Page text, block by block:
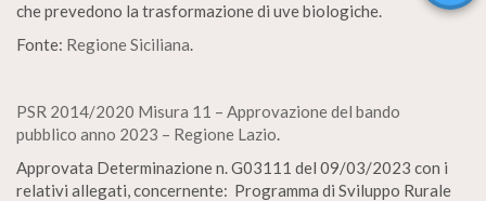
che prevedono la trasformazione di uve biologiche.
Fonte: Regione Siciliana.
PSR 2014/2020 Misura 11 – Approvazione del bando
pubblico anno 2023 – Regione Lazio.
Approvata Determinazione n. G03111 del 09/03/2023 con i
relativi allegati, concernente: Programma di Sviluppo Rurale